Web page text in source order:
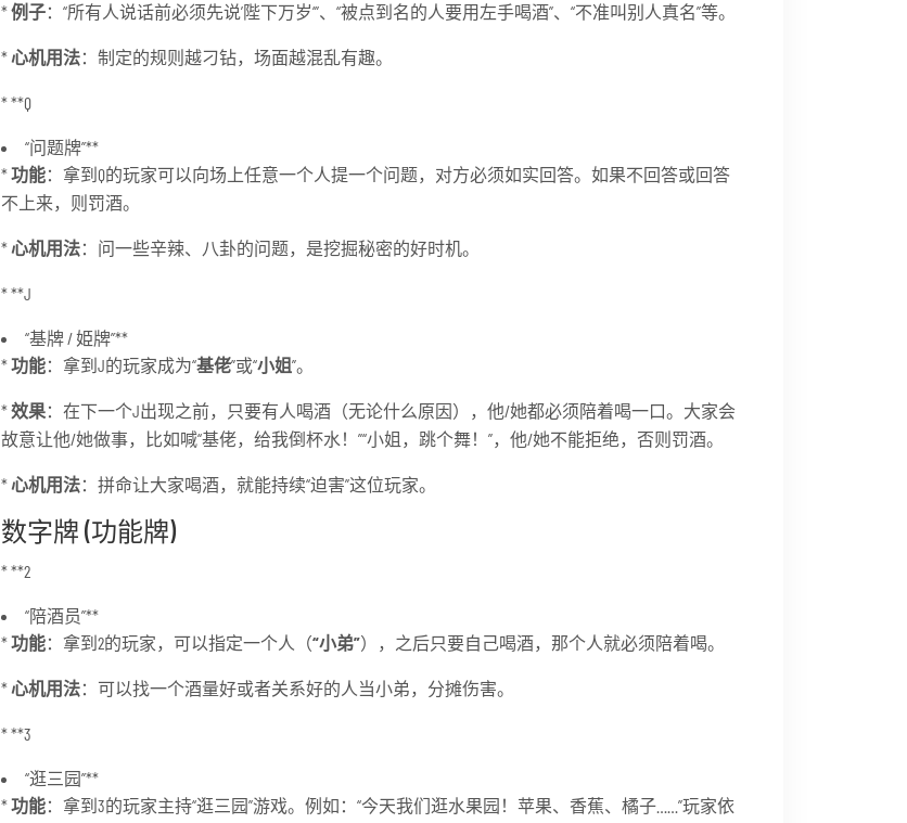
*例子：“所有人说话前必须先说’陛下万岁‘”、“被点到名的人要用左手喝酒”、“不准叫别人真名”等。
*心机用法：制定的规则越刁钻，场面越混乱有趣。
* **Q
“问题牌”**
*功能：拿到Q的玩家可以向场上任意一个人提一个问题，对方必须如实回答。如果不回答或回答
不上来，则罚酒。
*心机用法：问一些辛辣、八卦的问题，是挖掘秘密的好时机。
* **J
“基牌 / 姫牌”**
*功能：拿到J的玩家成为“基佬”或“小姐”。
*效果：在下一个J出现之前，只要有人喝酒（无论什么原因），他/她都必须陪着喝一口。大家会
故意让他/她做事，比如喊“基佬，给我倒杯水！”“小姐，跳个舞！”，他/她不能拒绝，否则罚酒。
*心机用法：拼命让大家喝酒，就能持续“迫害”这位玩家。
数字牌 (功能牌)
* **2
“陪酒员”**
*功能：拿到2的玩家，可以指定一个人（“小弟”），之后只要自己喝酒，那个人就必须陪着喝。
*心机用法：可以找一个酒量好或者关系好的人当小弟，分摊伤害。
* **3
“逛三园”**
*功能：拿到3的玩家主持“逛三园”游戏。例如：“今天我们逛水果园！苹果、香蕉、橘子……”玩家依